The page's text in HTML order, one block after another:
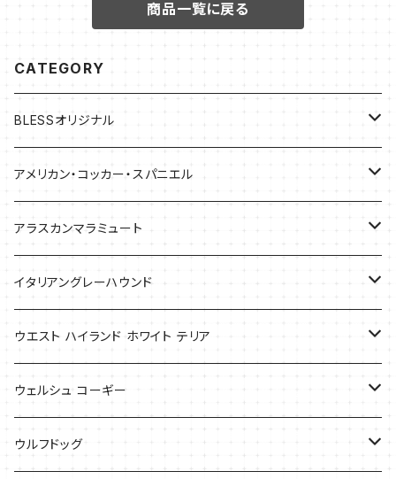
商品一覧に戻る
CATEGORY
BLESSオリジナル
バッグ
アメリカン・コッカー・スパニエル
バッグ
Tシャツ
アラスカンマラミュート
Tシャツ
バッグ
ケース
イタリアングレーハウンド
ケース
バッグ
Tシャツ
ウエスト ハイランド ホワイト テリア
ケース
バッグ
ウェルシュ コーギー
Tシャツ
ウルフドッグ